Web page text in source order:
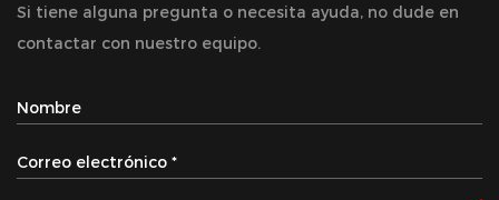
Si tiene alguna pregunta o necesita ayuda, no dude en
contactar con nuestro equipo.